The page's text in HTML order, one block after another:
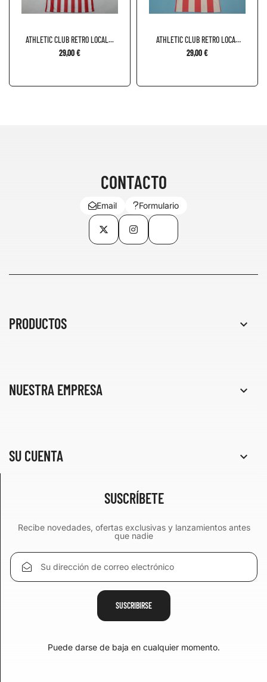
ATHLETIC CLUB RETRO LOCAL...
29,00 €
ATHLETIC CLUB RETRO LOCAL
84
29,00 €
CONTACTO
Email Formulario
Twitter InstagramTikTok
PRODUCTOS 
NUESTRA EMPRESA 
SU CUENTA 
SUSCRÍBETE
Recibe novedades, ofertas exclusivas y lanzamientos antes
que nadie
Puede darse de baja en cualquier momento.